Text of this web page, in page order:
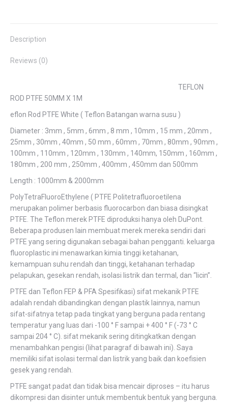
Description
Reviews (0)
TEFLON
ROD PTFE 50MM X 1M
eflon Rod PTFE White ( Teflon Batangan warna susu )
Diameter : 3mm , 5mm , 6mm , 8 mm , 10mm , 15 mm , 20mm ,
25mm , 30mm , 40mm , 50 mm , 60mm , 70mm , 80mm , 90mm ,
100mm , 110mm , 120mm , 130mm , 140mm, 150mm , 160mm ,
180mm , 200 mm , 250mm , 400mm , 450mm dan 500mm
Length : 1000mm & 2000mm
PolyTetraFluoroEthylene ( PTFE Politetrafluoroetilena
merupakan polimer berbasis fluorocarbon dan biasa disingkat
PTFE. The Teflon merek PTFE diproduksi hanya oleh DuPont.
Beberapa produsen lain membuat merek mereka sendiri dari
PTFE yang sering digunakan sebagai bahan pengganti. keluarga
fluoroplastic ini menawarkan kimia tinggi ketahanan,
kemampuan suhu rendah dan tinggi, ketahanan terhadap
pelapukan, gesekan rendah, isolasi listrik dan termal, dan “licin”.
PTFE dan Teflon FEP & PFA Spesifikasi) sifat mekanik PTFE
adalah rendah dibandingkan dengan plastik lainnya, namun
sifat-sifatnya tetap pada tingkat yang berguna pada rentang
temperatur yang luas dari -100 ° F sampai + 400 ° F (-73 ° C
sampai 204 ° C). sifat mekanik sering ditingkatkan dengan
menambahkan pengisi (lihat paragraf di bawah ini). Saya
memiliki sifat isolasi termal dan listrik yang baik dan koefisien
gesek yang rendah.
PTFE sangat padat dan tidak bisa mencair diproses – itu harus
dikompresi dan disinter untuk membentuk bentuk yang berguna.